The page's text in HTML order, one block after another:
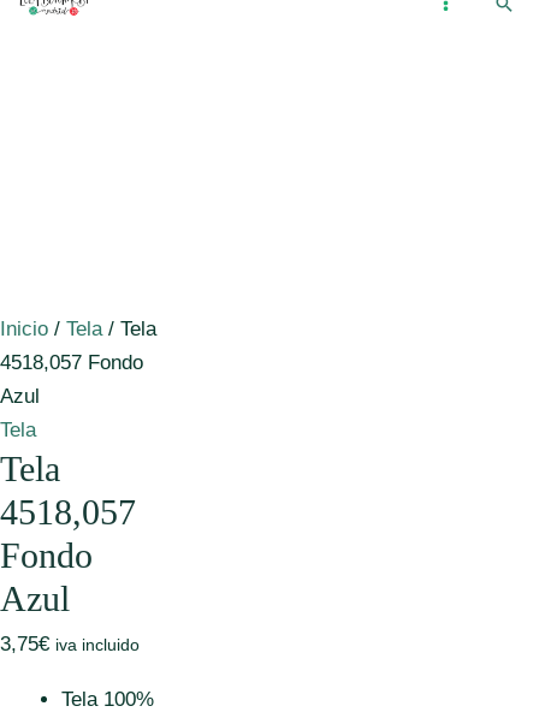
Ir
Inicio / Tela/ Tela
4518,057 Fondo
Azul
Tela
Tela
4518,057
Fondo
Azul
3,75€ iva incluido
Tela 100%